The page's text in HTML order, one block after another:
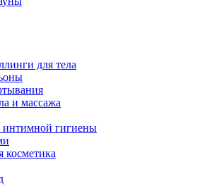
для тела
и массажа
интимной гигиены
косметика